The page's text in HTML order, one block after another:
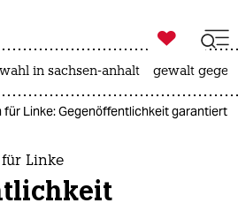
zahl ich
ich

taz zahl ich
in sachsen-anhalt gewalt
für Linke: Gegenöffentlichkeit garantiert
Linke